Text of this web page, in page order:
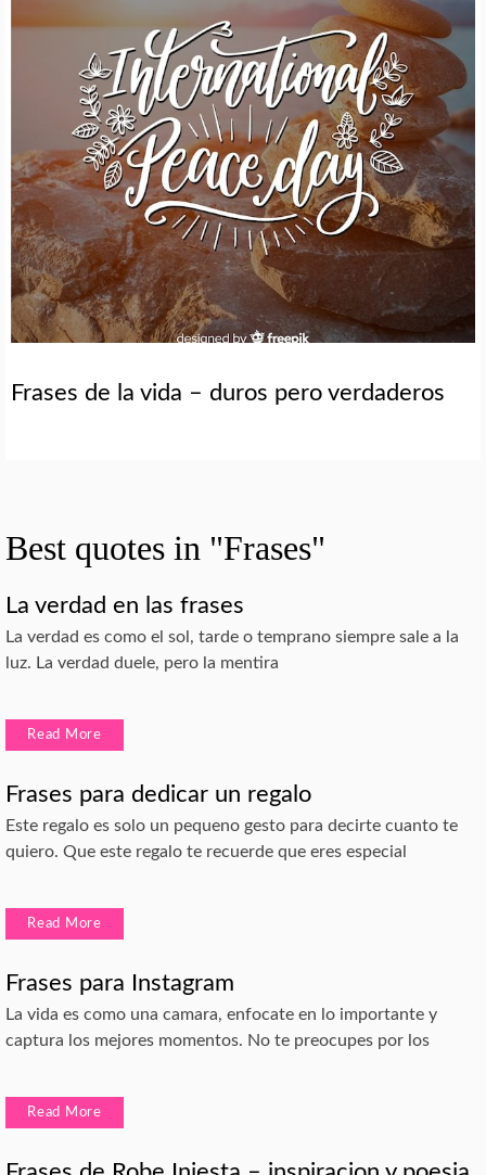
Frases de la vida – duros pero verdaderos
Best quotes in "Frases"
La verdad en las frases
La verdad es como el sol, tarde o temprano siempre sale a la
luz. La verdad duele, pero la mentira
Read More
Frases para dedicar un regalo
Este regalo es solo un pequeno gesto para decirte cuanto te
quiero. Que este regalo te recuerde que eres especial
Read More
Frases para Instagram
La vida es como una camara, enfocate en lo importante y
captura los mejores momentos. No te preocupes por los
Read More